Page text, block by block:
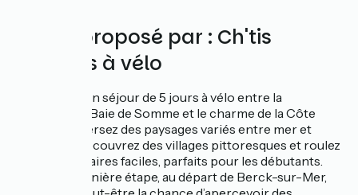
Séjour proposé par : Ch'tis
voyages à vélo
Partez pour un séjour de 5 jours à vélo entre la
majestueuse Baie de Somme et le charme de la Côte
d’Opale. Traversez des paysages variés entre mer et
campagne, découvrez des villages pittoresques et roulez
sur des itinéraires faciles, parfaits pour les débutants.
Lors de la dernière étape, au départ de Berck-sur-Mer,